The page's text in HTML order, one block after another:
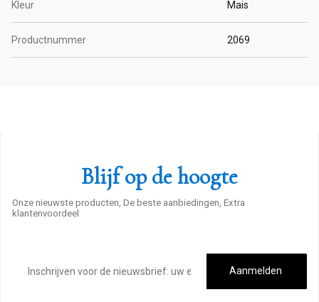
Kleur Mais
Productnummer 2069
Blijf op de hoogte
Onze nieuwste producten, De beste aanbiedingen, Extra
klantenvoordeel
mailadres
Aanmelden